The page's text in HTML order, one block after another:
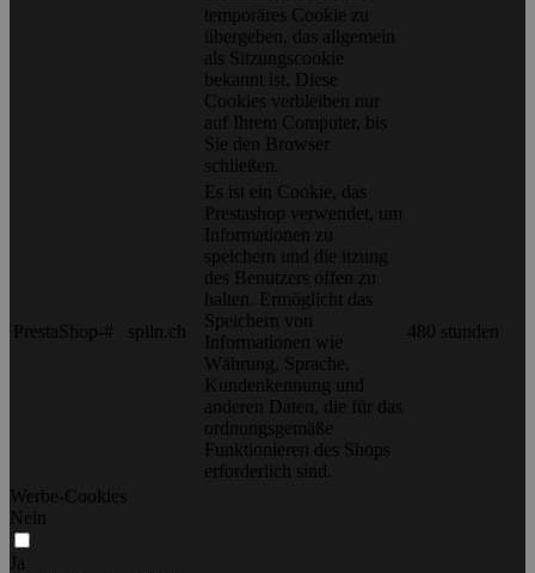
temporäres Cookie zu
übergeben, das allgemein
als Sitzungscookie
bekannt ist. Diese
Cookies verbleiben nur
auf Ihrem Computer, bis
Sie den Browser
schließen.
PrestaShop-# spiln.ch
Es ist ein Cookie, das
Prestashop verwendet, um
Informationen zu
speichern und die itzung
des Benutzers offen zu
halten. Ermöglicht das
Speichern von
Informationen wie
Währung, Sprache,
Kundenkennung und
anderen Daten, die für das
ordnungsgemäße
Funktionieren des Shops
erforderlich sind.
480 stunden
Werbe-Cookies
Nein
Ja